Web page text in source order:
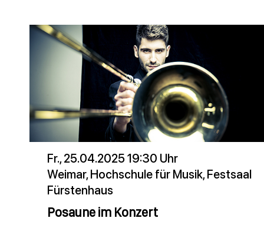
Fr., 25.04.2025 19:30 Uhr
Weimar, Hochschule für Musik, Festsaal
Fürstenhaus
Posaune im Konzert